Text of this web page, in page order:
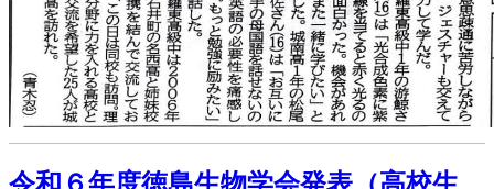
令和６年度徳島生物学会発表（高校生